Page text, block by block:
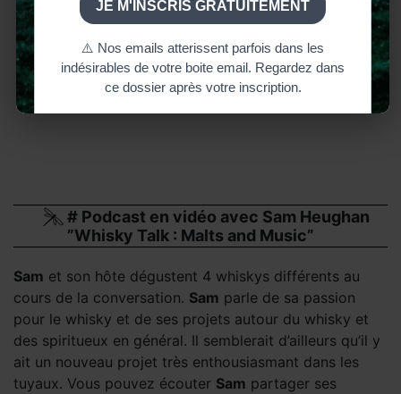
# Podcast en vidéo avec Sam Heughan
”Whisky Talk : Malts and Music”
Sam et son hôte dégustent 4 whiskys différents au
cours de la conversation. Sam parle de sa passion
pour le whisky et de ses projets autour du whisky et
des spiritueux en général. Il semblerait d’ailleurs qu’il y
ait un nouveau projet très enthousiasmant dans les
tuyaux. Vous pouvez écouter Sam partager ses